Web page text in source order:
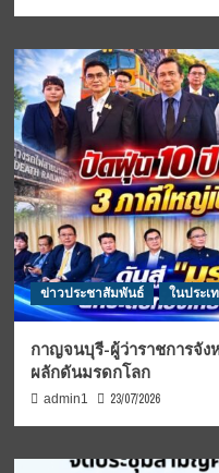
ข่าวประชาสัมพันธ์ ในประเ
กาญจนบุรี-ผู้ว่าราชการจั
ผลักดันมรดกโลก
admin1 23/07/2026